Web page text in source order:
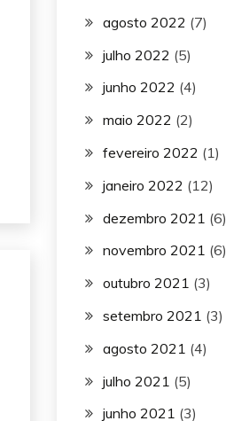
agosto 2022 (7)
julho 2022 (5)
junho 2022 (4)
maio 2022 (2)
fevereiro 2022 (1)
janeiro 2022 (12)
dezembro 2021 (6)
novembro 2021 (6)
outubro 2021 (3)
setembro 2021 (3)
agosto 2021 (4)
julho 2021 (5)
junho 2021 (3)